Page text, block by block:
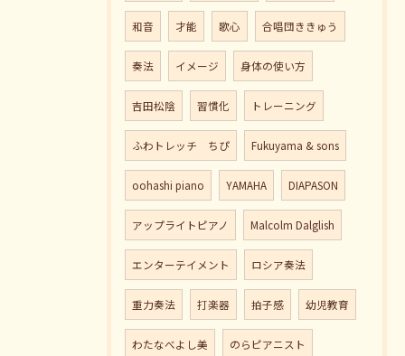
和音 才能 歌心 合唱団ききゅう
奏法 イメージ 身体の使い方
吉田松陰 習慣化 トレーニング
ふわトレッチ ちぴ Fukuyama & sons
oohashi piano YAMAHA DIAPASON
アップライトピアノ Malcolm Dalglish
エンターテイメント ロシア奏法
重力奏法 打楽器 拍子感 幼児教育
わたなべよし美 のらピアニスト